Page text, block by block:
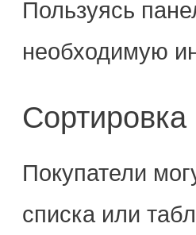
Пользуясь
необходимую
Покупатели
списка или